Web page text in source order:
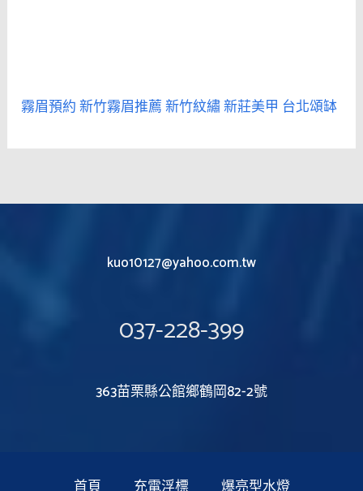
霧眉預約新竹霧眉推薦新竹紋繡新莊美甲 台北頌缽
kuo10127@yahoo.com.tw
037-228-399
363苗栗縣公館鄉鶴岡82-2號